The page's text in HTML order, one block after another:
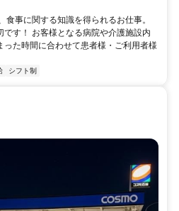
食事に関する知識を得られるお仕事。
す！ お客様となる病院や介護施設内
った時間に合わせて患者様・ご利用者様
シフト制